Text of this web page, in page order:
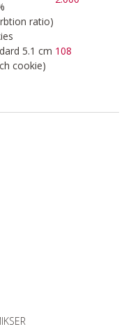
ratio)
5.1 cm
cookie)
108